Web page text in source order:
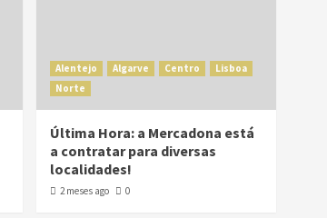
Alentejo Algarve Centro
Lisboa
Norte
Última Hora: a Mercadona está
a contratar para diversas
localidades!
2 meses ago 0